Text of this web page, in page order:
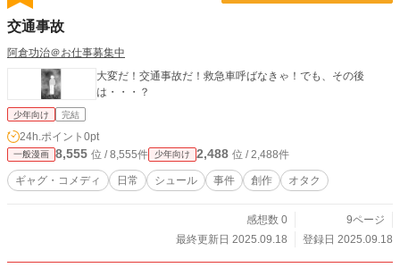
交通事故
阿倉功治＠お仕事募集中
大変だ！交通事故だ！救急車呼ばなきゃ！でも、その後
は・・・？
少年向け 完結
24h.ポイント 0pt
一般漫画 8,555 位 / 8,555件 少年向け 2,488 位 / 2,488件
ギャグ・コメディ 日常 シュール 事件 創作 オタク
感想数 0
9ページ
最終更新日 2025.09.18
登録日 2025.09.18